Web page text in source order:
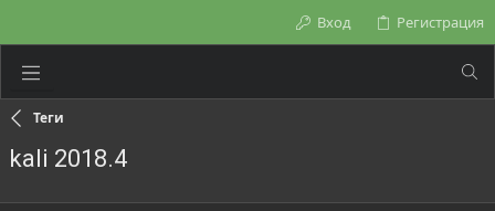
Вход Регистрация
Теги
kali 2018.4